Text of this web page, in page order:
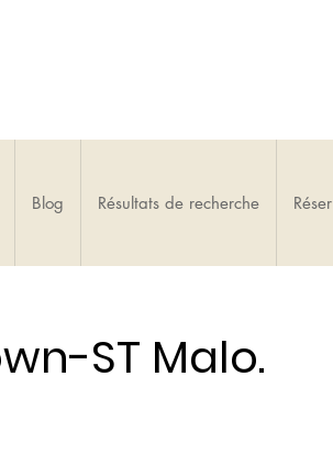
Blog Résultats de recherche
ST Malo.